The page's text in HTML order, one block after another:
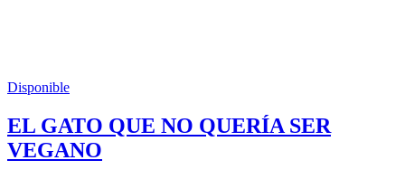
Disponible
EL GATO QUE NO QUERÍA SER
VEGANO